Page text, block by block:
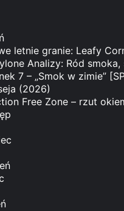
letnie granie: Leafy
Analizy: Ród smoka,
7 – „Smok w zimie”
(2026)
Free Zone – rzut